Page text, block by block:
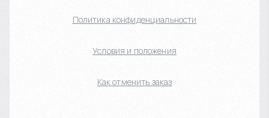
Политика конфиденциальности
Условия и положения
Как отменить заказ